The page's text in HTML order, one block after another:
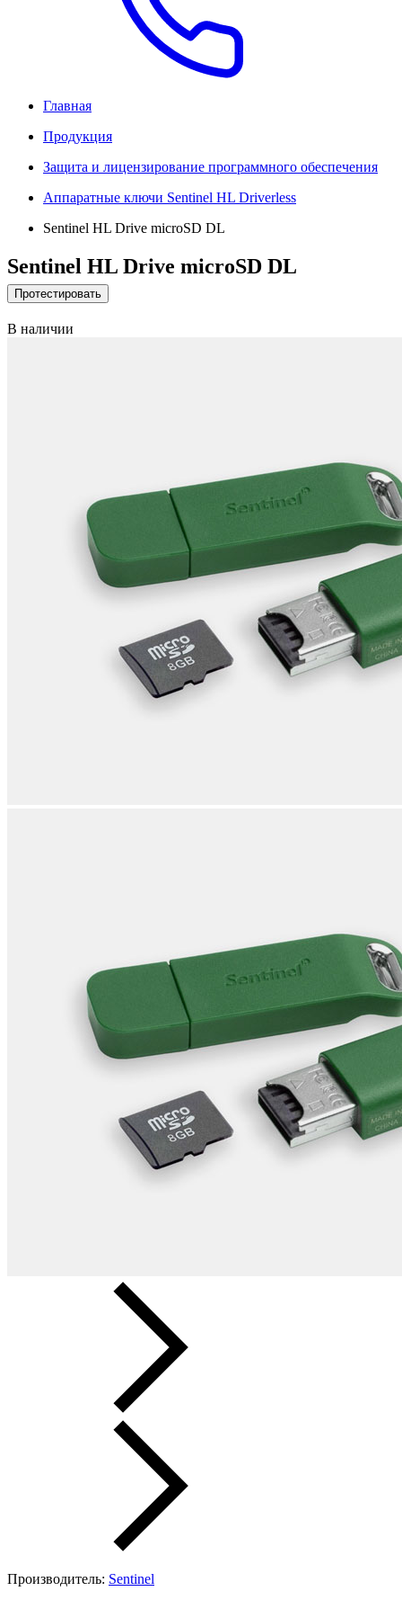
Главная
Продукция
Защита и лицензирование программного обеспечения
Аппаратные ключи Sentinel HL Driverless
Sentinel HL Drive microSD DL
Sentinel HL Drive microSD DL
Протестировать
В наличии
Производитель: Sentinel